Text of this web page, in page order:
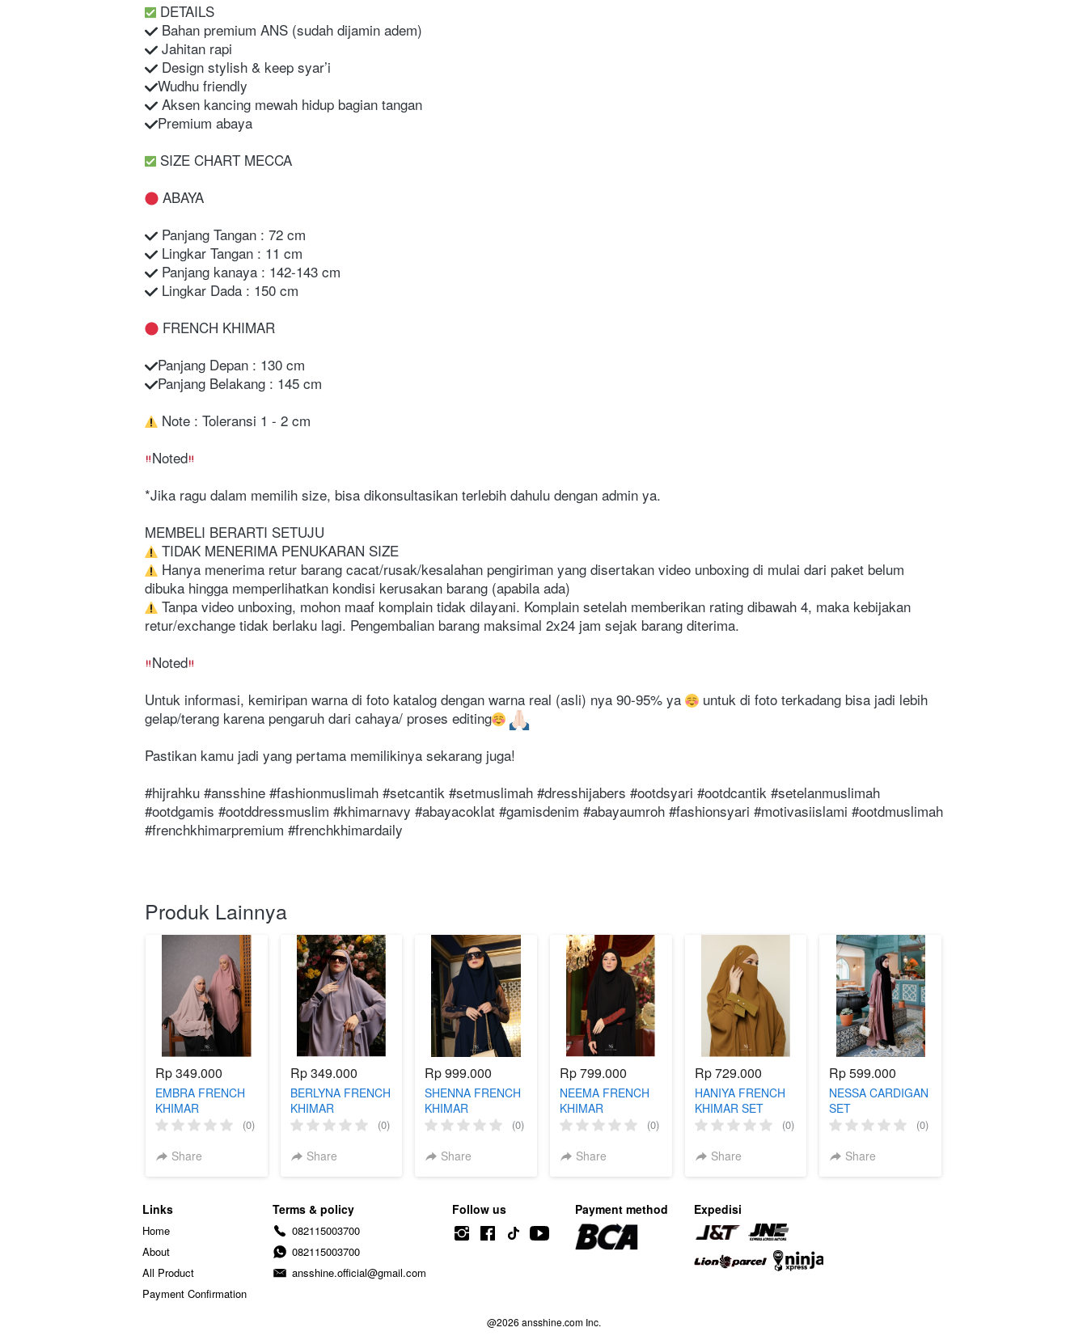
DETAILS
Bahan premium ANS (sudah dijamin adem)
Jahitan rapi
Design stylish & keep syar’i
Wudhu friendly
Aksen kancing mewah hidup bagian tangan
Premium abaya
SIZE CHART MECCA
ABAYA
Panjang Tangan : 72 cm
Lingkar Tangan : 11 cm
Panjang kanaya : 142-143 cm
Lingkar Dada : 150 cm
FRENCH KHIMAR
Panjang Depan : 130 cm
Panjang Belakang : 145 cm
Note : Toleransi 1 - 2 cm
Noted
*Jika ragu dalam memilih size, bisa dikonsultasikan terlebih dahulu dengan admin ya.
MEMBELI BERARTI SETUJU
TIDAK MENERIMA PENUKARAN SIZE
Hanya menerima retur barang cacat/rusak/kesalahan pengiriman yang disertakan video unboxing di mulai dari paket belum
dibuka hingga memperlihatkan kondisi kerusakan barang (apabila ada)
Tanpa video unboxing, mohon maaf komplain tidak dilayani. Komplain setelah memberikan rating dibawah 4, maka kebijakan
retur/exchange tidak berlaku lagi. Pengembalian barang maksimal 2x24 jam sejak barang diterima.
Noted
Untuk informasi, kemiripan warna di foto katalog dengan warna real (asli) nya 90-95% ya
untuk di foto terkadang bisa jadi lebih
gelap/terang karena pengaruh dari cahaya/ proses editing
Pastikan kamu jadi yang pertama memilikinya sekarang juga!
#hijrahku #ansshine #fashionmuslimah #setcantik #setmuslimah #dresshijabers #ootdsyari #ootdcantik #setelanmuslimah
#ootdgamis #ootddressmuslim #khimarnavy #abayacoklat #gamisdenim #abayaumroh #fashionsyari #motivasiislami #ootdmuslimah
#frenchkhimarpremium #frenchkhimardaily
Produk Lainnya
Rp 349.000
EMBRA FRENCH
KHIMAR
(0)
Share
Rp 349.000
BERLYNA FRENCH
KHIMAR
(0)
Share
Rp 999.000
SHENNA FRENCH
KHIMAR
(0)
Share
Rp 799.000
NEEMA FRENCH
KHIMAR
(0)
Share
Rp 729.000
HANIYA FRENCH
KHIMAR SET
[Limited Edition]
(0)
Share
Rp 599.000
NESSA CARDIGAN
SET
(0)
Share
Links
Home
About
All Product
Payment Confirmation
Terms & policy
082115003700
082115003700
ansshine.official@gmail.com
Follow us Payment method Expedisi
@2026 ansshine.com Inc.